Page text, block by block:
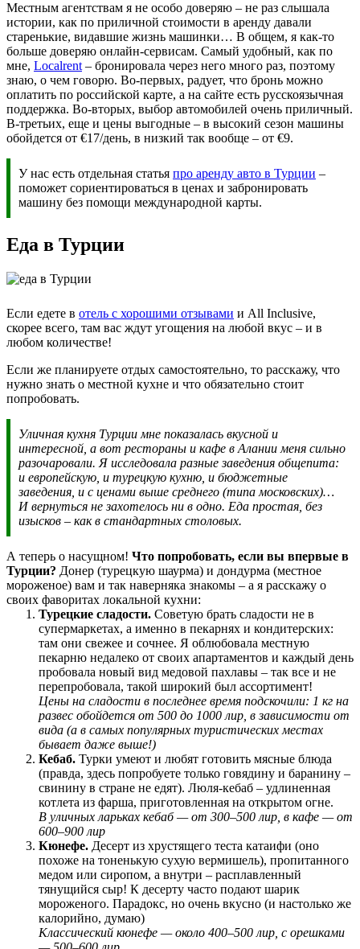
Местным агентствам я не особо доверяю – не раз слышала
истории, как по приличной стоимости в аренду давали
старенькие, видавшие жизнь машинки… В общем, я как-то
больше доверяю онлайн-сервисам. Самый удобный, как по
мне, Localrent– бронировала через него много раз, поэтому
знаю, о чем говорю. Во-первых, радует, что бронь можно
оплатить по российской карте, а на сайте есть русскоязычная
поддержка. Во-вторых, выбор автомобилей очень приличный.
В-третьих, еще и цены выгодные – в высокий сезон машины
обойдется от €17/день, в низкий так вообще – от €9.
У нас есть отдельная статья про аренду авто в Турции –
поможет сориентироваться в ценах и забронировать
машину без помощи международной карты.
Еда в Турции
Если едете в отель с хорошими отзывами и All Inclusive,
скорее всего, там вас ждут угощения на любой вкус – и в
любом количестве!
Если же планируете отдых самостоятельно, то расскажу, что
нужно знать о местной кухне и что обязательно стоит
попробовать.
Уличная кухня Турции мне показалась вкусной и
интересной, а вот рестораны и кафе в Алании меня сильно
разочаровали. Я исследовала разные заведения общепита:
и европейскую, и турецкую кухню, и бюджетные
заведения, и с ценами выше среднего (типа московских)…
И вернуться не захотелось ни в одно. Еда простая, без
изысков – как в стандартных столовых.
А теперь о насущном! Что попробовать, если вы впервые в
Турции? Донер (турецкую шаурма) и дондурма (местное
мороженое) вам и так наверняка знакомы – а я расскажу о
своих фаворитах локальной кухни:
Турецкие сладости. Советую брать сладости не в
супермаркетах, а именно в пекарнях и кондитерских:
там они свежее и сочнее. Я облюбовала местную
пекарню недалеко от своих апартаментов и каждый день
пробовала новый вид медовой пахлавы – так все и не
перепробовала, такой широкий был ассортимент!
Цены на сладости в последнее время подскочили: 1 кг на
развес обойдется от 500 до 1000 лир, в зависимости от
вида (а в самых популярных туристических местах
бывает даже выше!)
Кебаб. Турки умеют и любят готовить мясные блюда
(правда, здесь попробуете только говядину и баранину –
свинину в стране не едят). Люля-кебаб – удлиненная
котлета из фарша, приготовленная на открытом огне.
В уличных ларьках кебаб — от 300–500 лир, в кафе — от
600–900 лир
Кюнефе. Десерт из хрустящего теста катаифи (оно
похоже на тоненькую сухую вермишель), пропитанного
медом или сиропом, а внутри – расплавленный
тянущийся сыр! К десерту часто подают шарик
мороженого. Парадокс, но очень вкусно (и настолько же
калорийно, думаю)
Классический кюнефе — около 400–500 лир, с орешками